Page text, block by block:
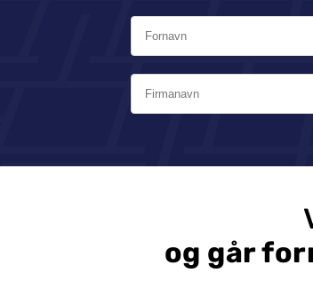
og går